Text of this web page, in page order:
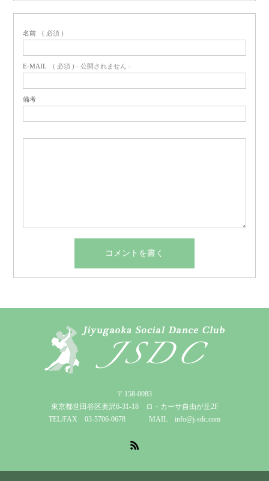
名前 ( 必須 )
E-MAIL ( 必須 ) - 公開されません -
備考
〒158-0083
東京都世田谷区奥沢6-31-18 ロ・カーサ自由が丘2F
TEL/FAX 03-5706-0678 MAIL info@j-sdc.com